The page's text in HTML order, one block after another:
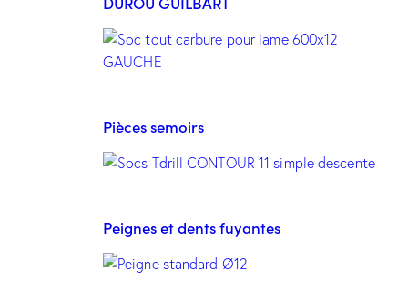
Pièces semoirs
Peignes et dents fuyantes